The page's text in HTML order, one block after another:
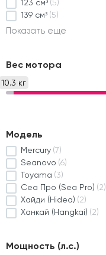
123 см³ (5)
139 см³ (5)
Показать еще
Вес мотора
10.3 кг
Модель
Mercury (7)
Seanovo (6)
Toyama (3)
Сеа Про (Sea Pro) (2)
Хайди (Hidea) (2)
Ханкай (Hangkai) (2)
Мощность (л.с.)